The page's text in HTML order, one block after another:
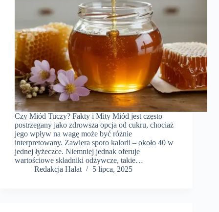
Czy Miód Tuczy? Fakty i Mity Miód jest często
postrzegany jako zdrowsza opcja od cukru, chociaż
jego wpływ na wagę może być różnie
interpretowany. Zawiera sporo kalorii – około 40 w
jednej łyżeczce. Niemniej jednak oferuje
wartościowe składniki odżywcze, takie…
Redakcja Halat
5 lipca, 2025